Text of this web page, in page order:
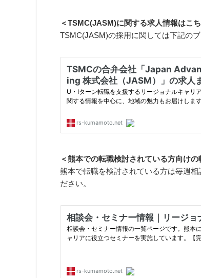
＜TSMC(JASM)に関する求人情報はこ
TSMC(JASM)の採用に関しては下記の
＜熊本での転職検討されている方向け
熊本で転職を検討されている方は毎週
ださい。